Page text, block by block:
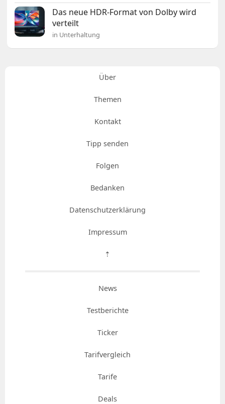
Das neue HDR-Format von Dolby wird
verteilt
in Unterhaltung
Über
Themen
Kontakt
Tipp senden
Folgen
Bedanken
Datenschutzerklärung
Impressum
⇡
News
Testberichte
Ticker
Tarifvergleich
Tarife
Deals